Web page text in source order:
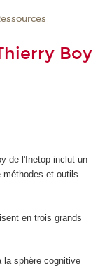
Boy
de l'Inetop inclut un
et outils
en trois grands
la sphère cognitive